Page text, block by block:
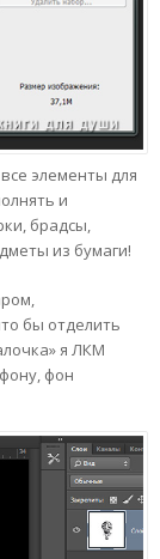
элементы для
и
брадсы,
из бумаги!
бы отделить
я ЛКМ
фон